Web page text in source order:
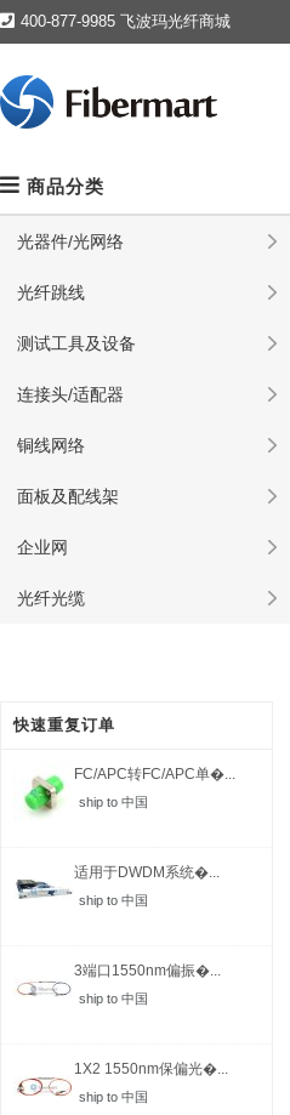
400-877-9985 飞波玛光纤商城
商品分类
光器件/光网络
光纤跳线
测试工具及设备
连接头/适配器
铜线网络
面板及配线架
企业网
光纤光缆
快速重复订单
FC/APC转FC/APC单�...
ship to 中国
适用于DWDM系统�...
ship to 中国
3端口1550nm偏振�...
ship to 中国
1X2 1550nm保偏光�...
ship to 中国